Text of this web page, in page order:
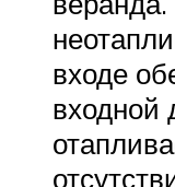
входе
входной